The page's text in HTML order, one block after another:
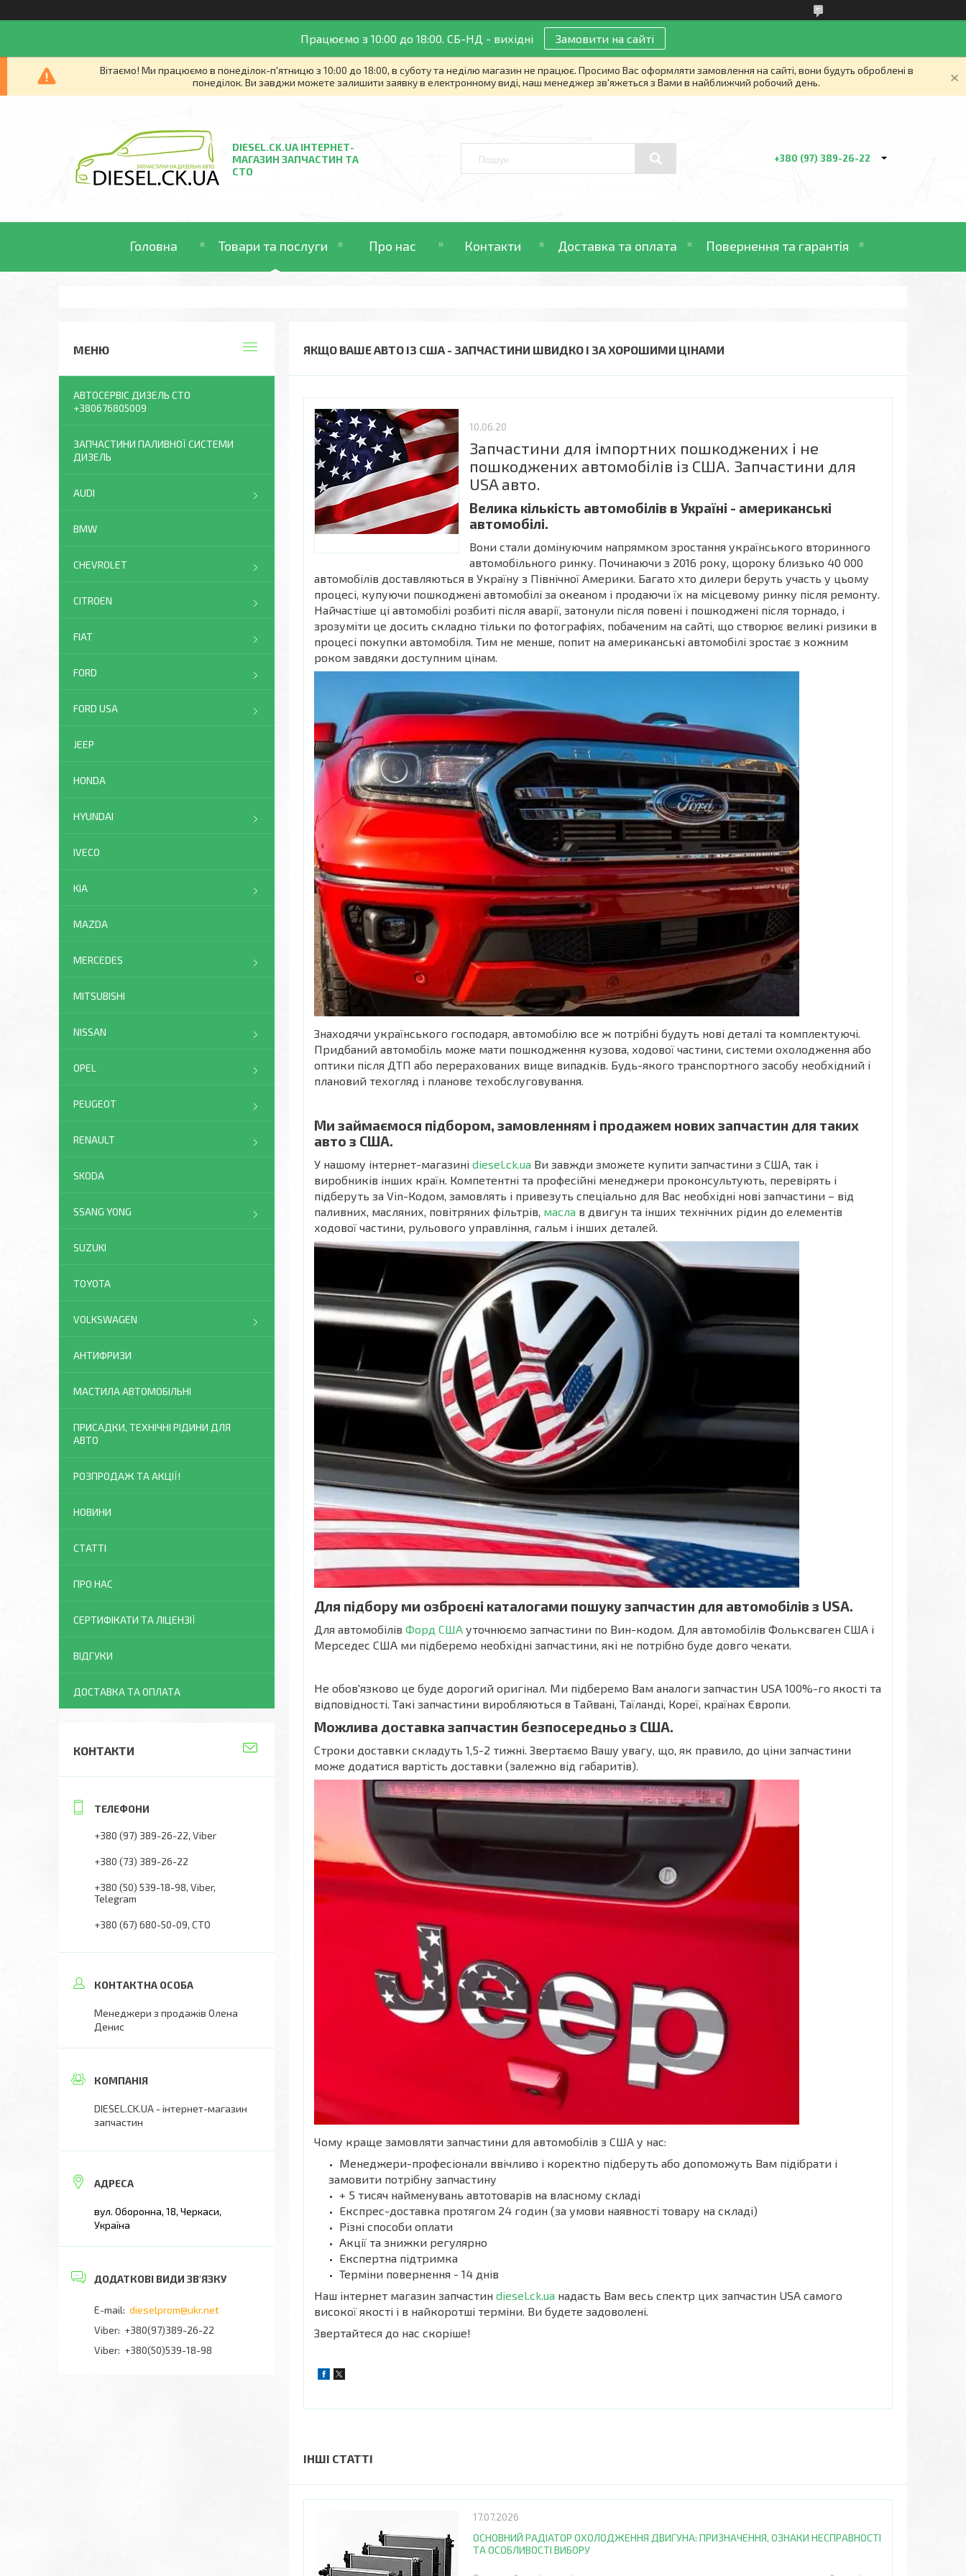
Працюємо з 10:00 до 18:00. СБ-НД - вихідні Замовити на сайті
Вітаємо! Ми працюємо в понеділок-п'ятницю з 10:00 до 18:00, в суботу та неділю магазин не працює. Просимо Вас оформляти замовлення на сайті, вони будуть оброблені в
понеділок. Ви завджи можете залишити заявку в електронному виді, наш менеджер зв'яжеться з Вами в найближчий робочий день.
DIESEL.CK.UA ІНТЕРНЕТ-
МАГАЗИН ЗАПЧАСТИН ТА
СТО
+380 (97) 389-26-22
Головна Товари та послуги Про нас Контакти Доставка та оплата Повернення та гарантія
ЯКЩО ВАШЕ АВТО ІЗ США - ЗАПЧАСТИНИ ШВИДКО І ЗА ХОРОШИМИ ЦІНАМИ
10.06.20
Запчастини для імпортних пошкоджених і не
пошкоджених автомобілів із США. Запчастини для
USA авто.
Велика кількість автомобілів в Україні - американські
автомобілі.
Вони стали домінуючим напрямком зростання українського вторинного
автомобільного ринку. Починаючи з 2016 року, щороку близько 40 000
автомобілів доставляються в Україну з Північної Америки. Багато хто дилери беруть участь у цьому
процесі, купуючи пошкоджені автомобілі за океаном і продаючи їх на місцевому ринку після ремонту.
Найчастіше ці автомобілі розбиті після аварії, затонули після повені і пошкоджені після торнадо, і
зрозуміти це досить складно тільки по фотографіях, побаченим на сайті, що створює великі ризики в
процесі покупки автомобіля. Тим не менше, попит на американські автомобілі зростає з кожним
роком завдяки доступним цінам.
Знаходячи українського господаря, автомобілю все ж потрібні будуть нові деталі та комплектуючі.
Придбаний автомобіль може мати пошкодження кузова, ходової частини, системи охолодження або
оптики після ДТП або перерахованих вище випадків. Будь-якого транспортного засобу необхідний і
плановий техогляд і планове техобслуговування.
Ми займаємося підбором, замовленням і продажем нових запчастин для таких
авто з США.
У нашому інтернет-магазині diesel.ck.ua Ви завжди зможете купити запчастини з США, так і
виробників інших країн. Компетентні та професійні менеджери проконсультують, перевірять і
підберуть за Vin-Кодом, замовлять і привезуть спеціально для Вас необхідні нові запчастини – від
паливних, масляних, повітряних фільтрів, масла в двигун та інших технічних рідин до елементів
ходової частини, рульового управління, гальм і інших деталей.
Для підбору ми озброєні каталогами пошуку запчастин для автомобілів з USA.
Для автомобілів Форд США уточнюємо запчастини по Вин-кодом. Для автомобілів Фольксваген США і
Мерседес США ми підберемо необхідні запчастини, які не потрібно буде довго чекати.
Не обов'язково це буде дорогий оригінал. Ми підберемо Вам аналоги запчастин USA 100%-го якості та
відповідності. Такі запчастини виробляються в Тайвані, Таїланді, Кореї, країнах Європи.
Можлива доставка запчастин безпосередньо з США.
Строки доставки складуть 1,5-2 тижні. Звертаємо Вашу увагу, що, як правило, до ціни запчастини
може додатися вартість доставки (залежно від габаритів).
Чому краще замовляти запчастини для автомобілів з США у нас:
Менеджери-професіонали ввічливо і коректно підберуть або допоможуть Вам підібрати і
замовити потрібну запчастину
+ 5 тисяч найменувань автотоварів на власному складі
Експрес-доставка протягом 24 годин (за умови наявності товару на складі)
Різні способи оплати
Акції та знижки регулярно
Експертна підтримка
Терміни повернення - 14 днів
Наш інтернет магазин запчастин diesel.ck.ua надасть Вам весь спектр цих запчастин USA самого
високої якості і в найкоротші терміни. Ви будете задоволені.
Звертайтеся до нас скоріше!
ІНШІ СТАТТІ
17.07.2026
ОСНОВНИЙ РАДІАТОР ОХОЛОДЖЕННЯ ДВИГУНА: ПРИЗНАЧЕННЯ, ОЗНАКИ НЕСПРАВНОСТІ
ТА ОСОБЛИВОСТІ ВИБОРУ
АВТОСЕРВІС ДИЗЕЛЬ СТО
+380676805009
ЗАПЧАСТИНИ ПАЛИВНОЇ СИСТЕМИ
ДИЗЕЛЬ
AUDI
BMW
CHEVROLET
CITROEN
FIAT
FORD
FORD USA
JEEP
HONDA
HYUNDAI
IVECO
KIA
MAZDA
MERCEDES
MITSUBISHI
NISSAN
OPEL
PEUGEOT
RENAULT
SKODA
SSANG YONG
SUZUKI
TOYOTA
VOLKSWAGEN
АНТИФРИЗИ
МАСТИЛА АВТОМОБІЛЬНІ
ПРИСАДКИ, ТЕХНІЧНІ РІДИНИ ДЛЯ
АВТО
РОЗПРОДАЖ ТА АКЦІЇ!
НОВИНИ
СТАТТІ
ПРО НАС
СЕРТИФІКАТИ ТА ЛІЦЕНЗІЇ
ВІДГУКИ
ДОСТАВКА ТА ОПЛАТА
КОНТАКТИ
+380 (97) 389-26-22 Viber
+380 (73) 389-26-22
+380 (50) 539-18-98 Viber,
Telegram
+380 (67) 680-50-09 СТО
Менеджери з продажів Олена
Денис
DIESEL.CK.UA - інтернет-магазин
запчастин
вул. Оборонна, 18, Черкаси,
Україна
dieselprom@ukr.net
+380(97)389-26-22
Viber +380(50)539-18-98